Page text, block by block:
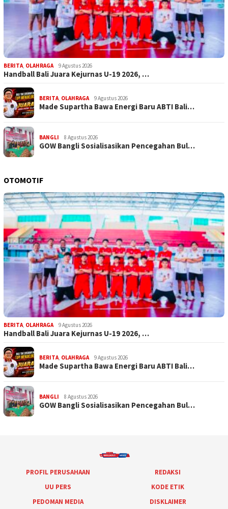
BERITA, OLAHRAGA 9 Agustus 2026
Handball Bali Juara Kejurnas U-19 2026, …
BERITA, OLAHRAGA 9 Agustus 2026
Made Supartha Bawa Energi Baru ABTI Bali…
BANGLI 8 Agustus 2026
GOW Bangli Sosialisasikan Pencegahan Bul…
OTOMOTIF
BERITA, OLAHRAGA 9 Agustus 2026
Handball Bali Juara Kejurnas U-19 2026, …
BERITA, OLAHRAGA 9 Agustus 2026
Made Supartha Bawa Energi Baru ABTI Bali…
BANGLI 8 Agustus 2026
GOW Bangli Sosialisasikan Pencegahan Bul…
PROFIL PERUSAHAAN
REDAKSI
UU PERS
KODE ETIK
PEDOMAN MEDIA
DISKLAIMER